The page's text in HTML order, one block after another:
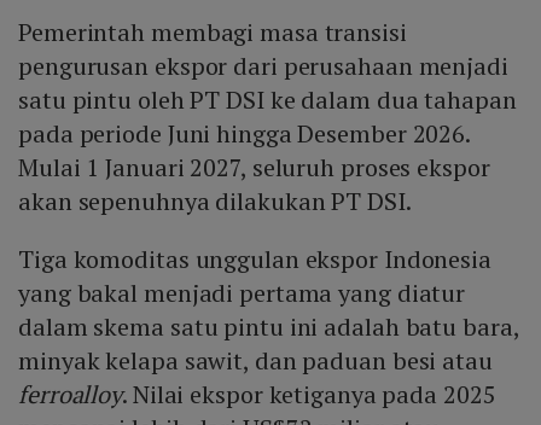
Pemerintah membagi masa transisi
pengurusan ekspor dari perusahaan menjadi
satu pintu oleh PT DSI ke dalam dua tahapan
pada periode Juni hingga Desember 2026.
Mulai 1 Januari 2027, seluruh proses ekspor
akan sepenuhnya dilakukan PT DSI.
Tiga komoditas unggulan ekspor Indonesia
yang bakal menjadi pertama yang diatur
dalam skema satu pintu ini adalah batu bara,
minyak kelapa sawit, dan paduan besi atau
ferroalloy. Nilai ekspor ketiganya pada 2025